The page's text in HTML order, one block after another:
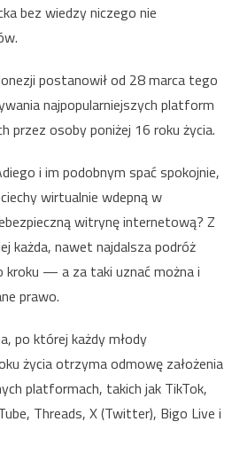
bez wiedzy niczego nie
postanowił od 28 marca tego
najpopularniejszych platform
przez osoby poniżej 16 roku życia.
i im podobnym spać spokojnie,
wirtualnie wdepną w
witrynę internetową? Z
każda, nawet najdalsza podróż
kroku — a za taki uznać można i
prawo.
po której każdy młody
życia otrzyma odmowę założenia
platformach, takich jak TikTok,
Threads, X (Twitter), Bigo Live i